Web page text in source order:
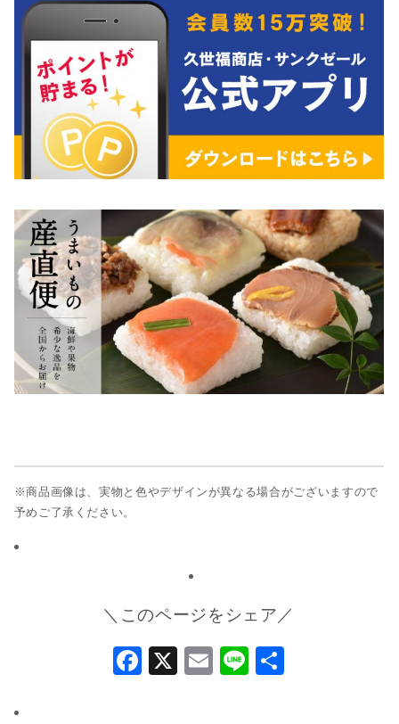
※商品画像は、実物と色やデザインが異なる場合がございますので
予めご了承ください。
＼このページをシェア／
Facebook
X Email
Line